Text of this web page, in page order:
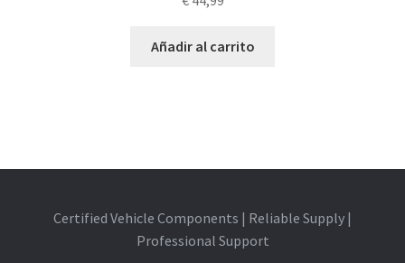
Añadir al carrito
Certified Vehicle Components | Reliable Supply |
Professional Support